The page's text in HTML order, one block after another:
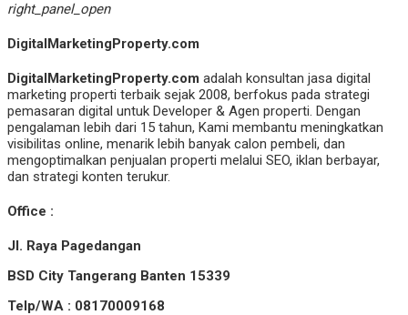
right_panel_open
DigitalMarketingProperty.com
DigitalMarketingProperty.com adalah konsultan jasa digital
marketing properti terbaik sejak 2008, berfokus pada strategi
pemasaran digital untuk Developer & Agen properti. Dengan
pengalaman lebih dari 15 tahun, Kami membantu meningkatkan
visibilitas online, menarik lebih banyak calon pembeli, dan
mengoptimalkan penjualan properti melalui SEO, iklan berbayar,
dan strategi konten terukur.
Office :
Jl. Raya Pagedangan
BSD City Tangerang Banten 15339
Telp/WA : 08170009168